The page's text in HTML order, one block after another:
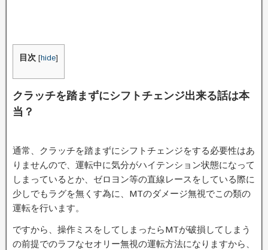
目次 [hide]
クラッチを踏まずにシフトチェンジ出来る話は本
当？
通常、クラッチを踏まずにシフトチェンジをする必要性はあ
りませんので、運転中に気分がハイテンション状態になって
しまっているとか、ゼロヨン等の直線レースをしている際に
少しでもラグを無くす為に、MTのダメージ無視でこの類の
運転を行います。
ですから、操作ミスをしてしまったらMTが破損してしまう
の前提でのラフなセオリー無視の運転方法になりますから、